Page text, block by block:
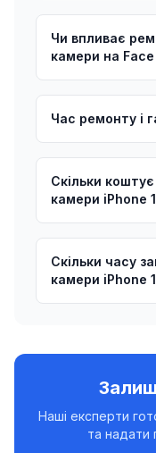
Чи впливає
камери на Face
Час ремонту і
Скільки
камери iPhone
Скільки часу
камери iPhone
Наші експерти
та надати